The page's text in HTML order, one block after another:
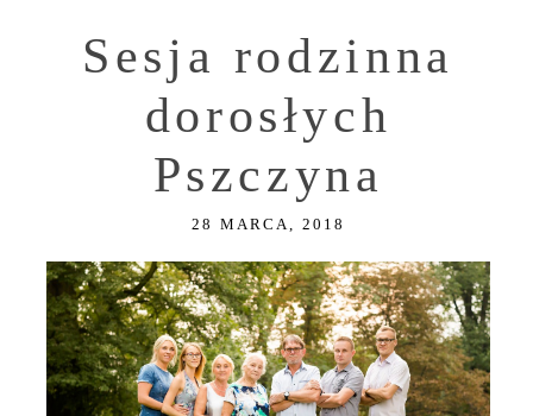
Sesja rodzinna
dorosłych
Pszczyna
28 MARCA, 2018